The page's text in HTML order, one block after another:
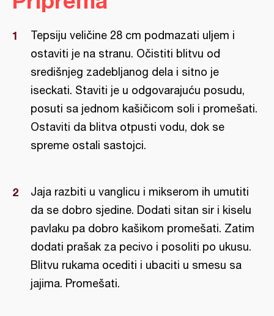
Tepsiju veličine 28 cm podmazati uljem i
ostaviti je na stranu. Očistiti blitvu od
središnjeg zadebljanog dela i sitno je
iseckati. Staviti je u odgovarajuću posudu,
posuti sa jednom kašičicom soli i promešati.
Ostaviti da blitva otpusti vodu, dok se
spreme ostali sastojci.
Jaja razbiti u vanglicu i mikserom ih umutiti
da se dobro sjedine. Dodati sitan sir i kiselu
pavlaku pa dobro kašikom promešati. Zatim
dodati prašak za pecivo i posoliti po ukusu.
Blitvu rukama ocediti i ubaciti u smesu sa
jajima. Promešati.